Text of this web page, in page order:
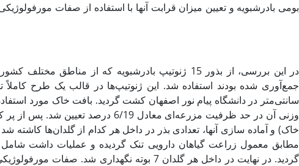
بومی بادرشبویه و تعیین میزان قرابت آنها با استفاده از صفات
در این بررسی، از بذور 15 ژنوتیپ بادرشبویه که از
سانتی‌متر در دانشگاه پیام نور اصفهان کشت گردید. بافت خاک مورد
خاک) و آماده سازی آنها، تعدادی بذر در داخل هر کدام از گلدان‌ها
مطابق معمول زراعت گیاهان دارویی تنک گردیده و عملیات داشت
گردید. در نهایت در داخل هر گلدان 7 بوته نگهداری